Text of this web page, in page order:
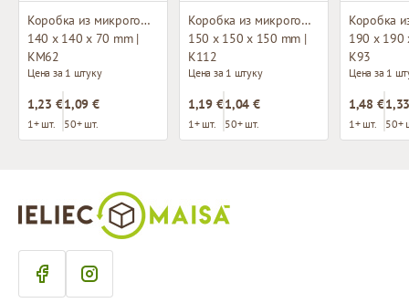
Коробка из микрогофрокартона
140 x 140 x 70 mm |
KM62
Цена за 1 штуку
1,23 €
1+ шт.
1,09 €
50+ шт.
Коробка из микрогофрокартона
150 x 150 x 150 mm |
K112
Цена за 1 штуку
1,19 €
1+ шт.
1,04 €
50+ шт.
190 x 190
K93
Цена за 1
1,48 €
1+ шт. 50+